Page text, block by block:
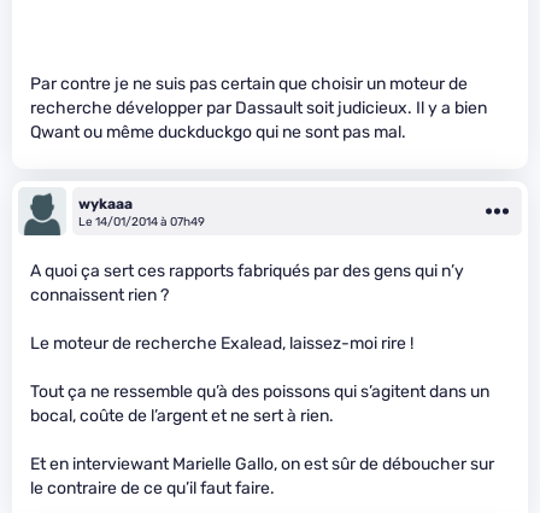
Par contre je ne suis pas certain que choisir un moteur de
recherche développer par Dassault soit judicieux. Il y a bien
Qwant ou même duckduckgo qui ne sont pas mal.
wykaaa
Le 14/01/2014 à 07h49
A quoi ça sert ces rapports fabriqués par des gens qui n’y
connaissent rien ?
Le moteur de recherche Exalead, laissez-moi rire !
Tout ça ne ressemble qu’à des poissons qui s’agitent dans un
bocal, coûte de l’argent et ne sert à rien.
Et en interviewant Marielle Gallo, on est sûr de déboucher sur
le contraire de ce qu’il faut faire.